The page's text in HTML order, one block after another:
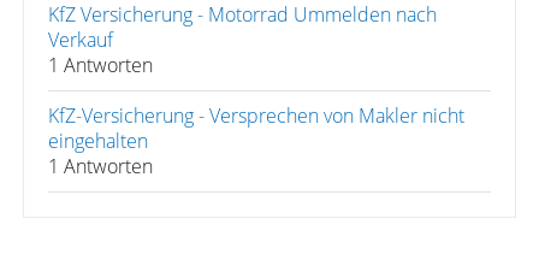
KfZ Versicherung - Motorrad Ummelden nach
Verkauf
1 Antworten
KfZ-Versicherung - Versprechen von Makler nicht
eingehalten
1 Antworten